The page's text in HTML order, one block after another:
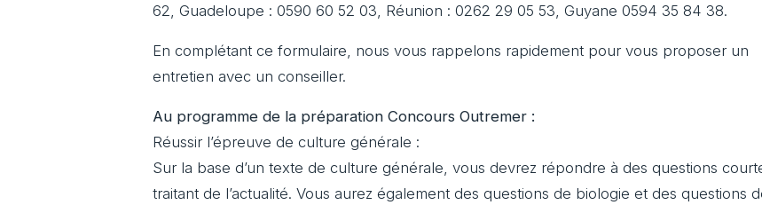
62, Guadeloupe : 0590 60 52 03, Réunion : 0262 29 05 53, Guyane 0594 35 84 38.
En complétant ce formulaire, nous vous rappelons rapidement pour vous proposer un
entretien avec un conseiller.
Au programme de la préparation Concours Outremer :
Réussir l’épreuve de culture générale :
Sur la base d’un texte de culture générale, vous devrez répondre à des questions
traitant de l’actualité. Vous aurez également des questions de biologie et des questions